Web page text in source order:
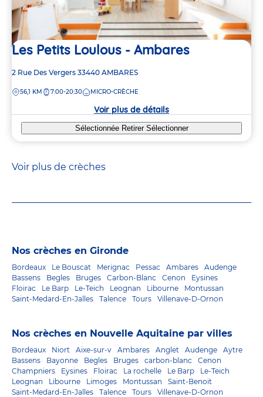
Les Petits Loulous - Ambares
Adresse
la
2 Rue Des Vergers 33440 AMBARES
DISTANCE
56,1 KM 7:00-20:30 MICRO-CRÈCHE
Voir plus de détails
Sélectionnée Retirer Sélectionner
Voir plus de crèches
Nos crèches en Gironde
Bordeaux Le Bouscat Merignac Pessac Ambares
Audenge
Bassens
Begles Bruges Carbon-Blanc Cenon
Eysines
Floirac
Le Barp Le-Teich Leognan Libourne
Montussan
Saint-Medard-En-Jalles
Talence Tours Villenave-D-Ornon
Nos crèches en Nouvelle Aquitaine par villes
Bordeaux Niort Aixe-sur-v Ambares Anglet Audenge
Aytre
Bassens
Bayonne Begles Bruges carbon-blanc
Cenon
Champniers
Eysines Floirac La rochelle Le Barp
Le-Teich
Leognan
Libourne Limoges Montussan
Saint-Benoit
Saint-Medard-En-Jalles
Talence Tours Villenave-D-Ornon